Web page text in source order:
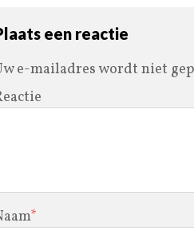
een reactie
e-mailadres wordt niet
*